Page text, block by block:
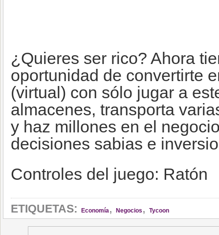
¿Quieres ser rico? Ahora
oportunidad de convertirte
(virtual) con sólo jugar a
almacenes, transporta
y haz millones en el
decisiones sabias e
Controles del juego: Ratón
ETIQUETAS: Economía, Negocios , Tycoon